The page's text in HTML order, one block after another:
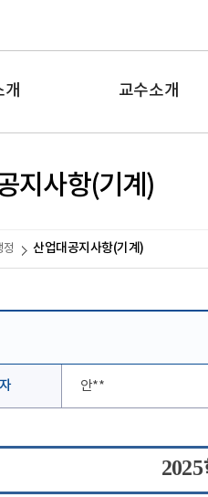
교수소개
지사항(기계)
정 산업대공지사항(기계)
안**